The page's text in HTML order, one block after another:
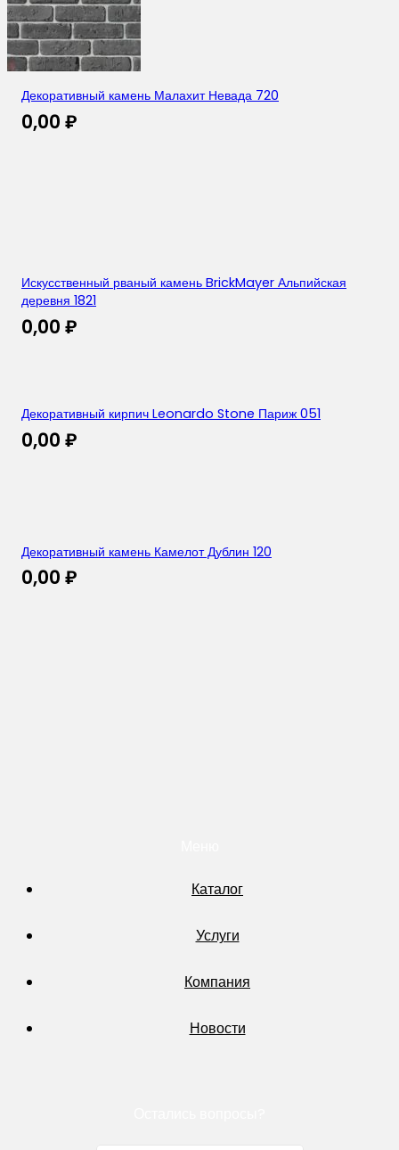
Декоративный камень Малахит Невада 720
0,00 ₽
Искусственный рваный камень BrickMayer Альпийская
деревня 1821
0,00 ₽
Декоративный кирпич Leonardo Stone Париж 051
0,00 ₽
Декоративный камень Камелот Дублин 120
0,00 ₽
Каталог
Услуги
Компания
Новости